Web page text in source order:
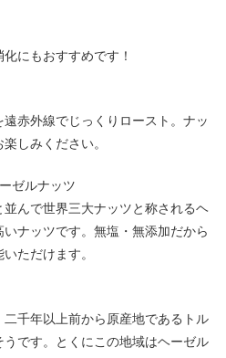
にもおすすめです！
赤外線でじっくりロースト。ナッ
しみください。
ゼルナッツ
んで世界三大ナッツと称されるヘ
ナッツです。無塩・無添加だから
ただけます。
千年以上前から原産地であるトル
です。とくにこの地域はヘーゼル